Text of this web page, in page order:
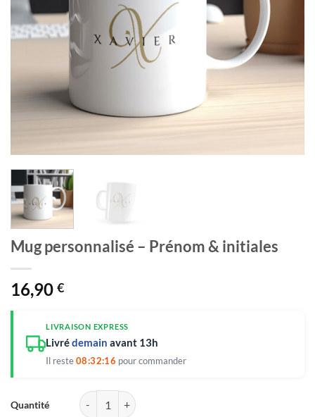
Mug personnalisé – Prénom & initiales
16,90 €
LIVRAISON EXPRESS
Livrédemain avant 13h
Il reste08:32:15 pour commander
quantité de Mug personnalisé - Prénom & initiales